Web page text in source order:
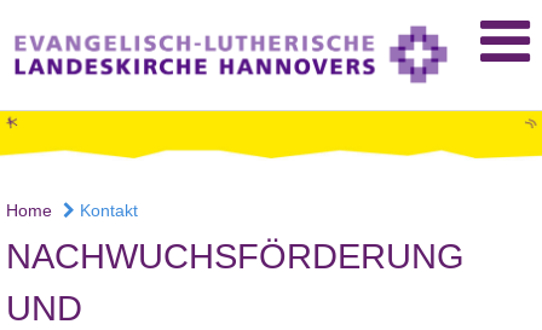
Home Kontakt
NACHWUCHSFÖRDERUNG
UND